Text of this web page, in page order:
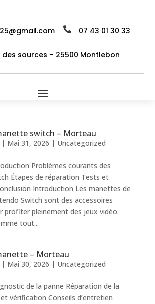
 07 43 01 30 33
des sources – 25500 Montlebon
switch – Morteau
| Mai 31, 2026 | Uncategorized
Problèmes courants des
Étapes de réparation Tests et
Introduction Les manettes de
Switch sont des accessoires
profiter pleinement des jeux vidéo.
tout...
– Morteau
| Mai 30, 2026 | Uncategorized
de la panne Réparation de la
vérification Conseils d’entretien